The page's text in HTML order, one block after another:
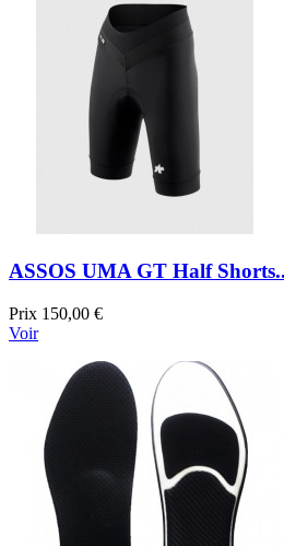
ASSOS UMA GT Half
Prix 150,00 €
Voir